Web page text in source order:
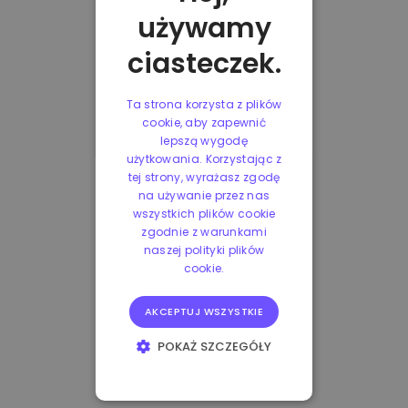
używamy
ciasteczek.
Ta strona korzysta z plików
cookie, aby zapewnić
lepszą wygodę
użytkowania. Korzystając z
tej strony, wyrażasz zgodę
na używanie przez nas
wszystkich plików cookie
zgodnie z warunkami
naszej polityki plików
cookie.
AKCEPTUJ WSZYSTKIE
POKAŻ SZCZEGÓŁY